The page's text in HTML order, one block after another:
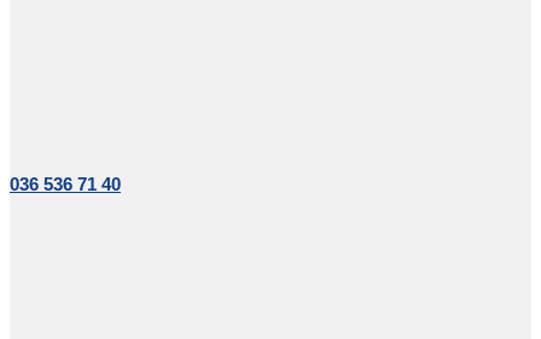
036 536 71 40